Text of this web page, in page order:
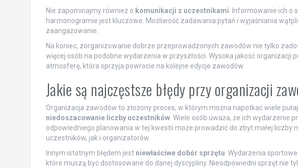
Nie zapominajmy również o komunikacji z uczestnikami . Informowanie ich o
harmonogramie jest kluczowe. Możliwość zadawania pytań i wyjaśniania
zaangażowanie.
Na koniec, zorganizowanie dobrze przeprowadzonych zawodów nie tylko
więcej osób na podobne wydarzenia w przyszłości. Wysoka jakość
atmosferę, która sprzyja powrocie na kolejne edycje zawodów.
Jakie są najczęstsze błędy przy organizacji
Organizacja zawodów to złożony proces, w którym można napotkać wiele
niedoszacowanie liczby uczestników. Wiele osób uważa, że ​​ich wydarzenie
odpowiedniego planowania w tej kwestii może prowadzić do zbyt małej
uczestników, jak i organizatorów.
Innym istotnym błędem jest niewłaściwe dobór sprzętu . Wydarzenia
które muszą być dostosowane do danej dyscypliny. Nieodpowiedni sprzęt nie